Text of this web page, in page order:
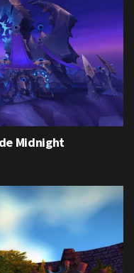
Midnight